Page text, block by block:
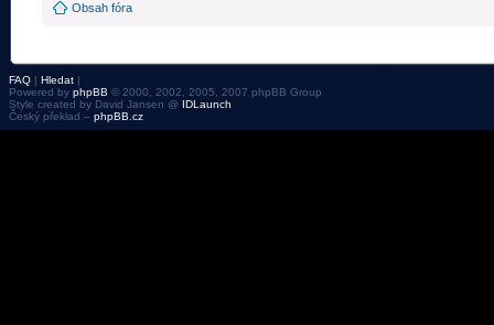
Obsah fóra
FAQ | Hledat |
Powered by phpBB © 2000, 2002, 2005, 2007 phpBB Group
Style created by David Jansen @ IDLaunch
Český překlad – phpBB.cz